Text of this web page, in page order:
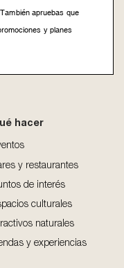
También apruebas que
y planes
hacer
y restaurantes
de interés
culturales
naturales
y experiencias